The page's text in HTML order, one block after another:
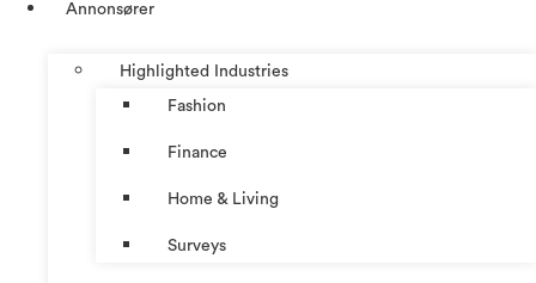
Annonsører
Highlighted Industries
Fashion
Finance
Home & Living
Surveys